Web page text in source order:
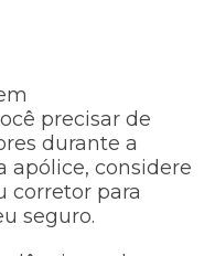
precisar de
durante a
apólice, considere
corretor para
seguro.